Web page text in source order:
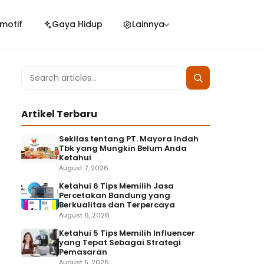
Gaya Hidup Lainnya
Search
Search
Artikel Terbaru
Sekilas tentang PT. Mayora Indah
Tbk yang Mungkin Belum Anda
Ketahui
August 7, 2026
Ketahui 6 Tips Memilih Jasa
Percetakan Bandung yang
Berkualitas dan Terpercaya
August 6, 2026
Ketahui 5 Tips Memilih Influencer
yang Tepat Sebagai Strategi
Pemasaran